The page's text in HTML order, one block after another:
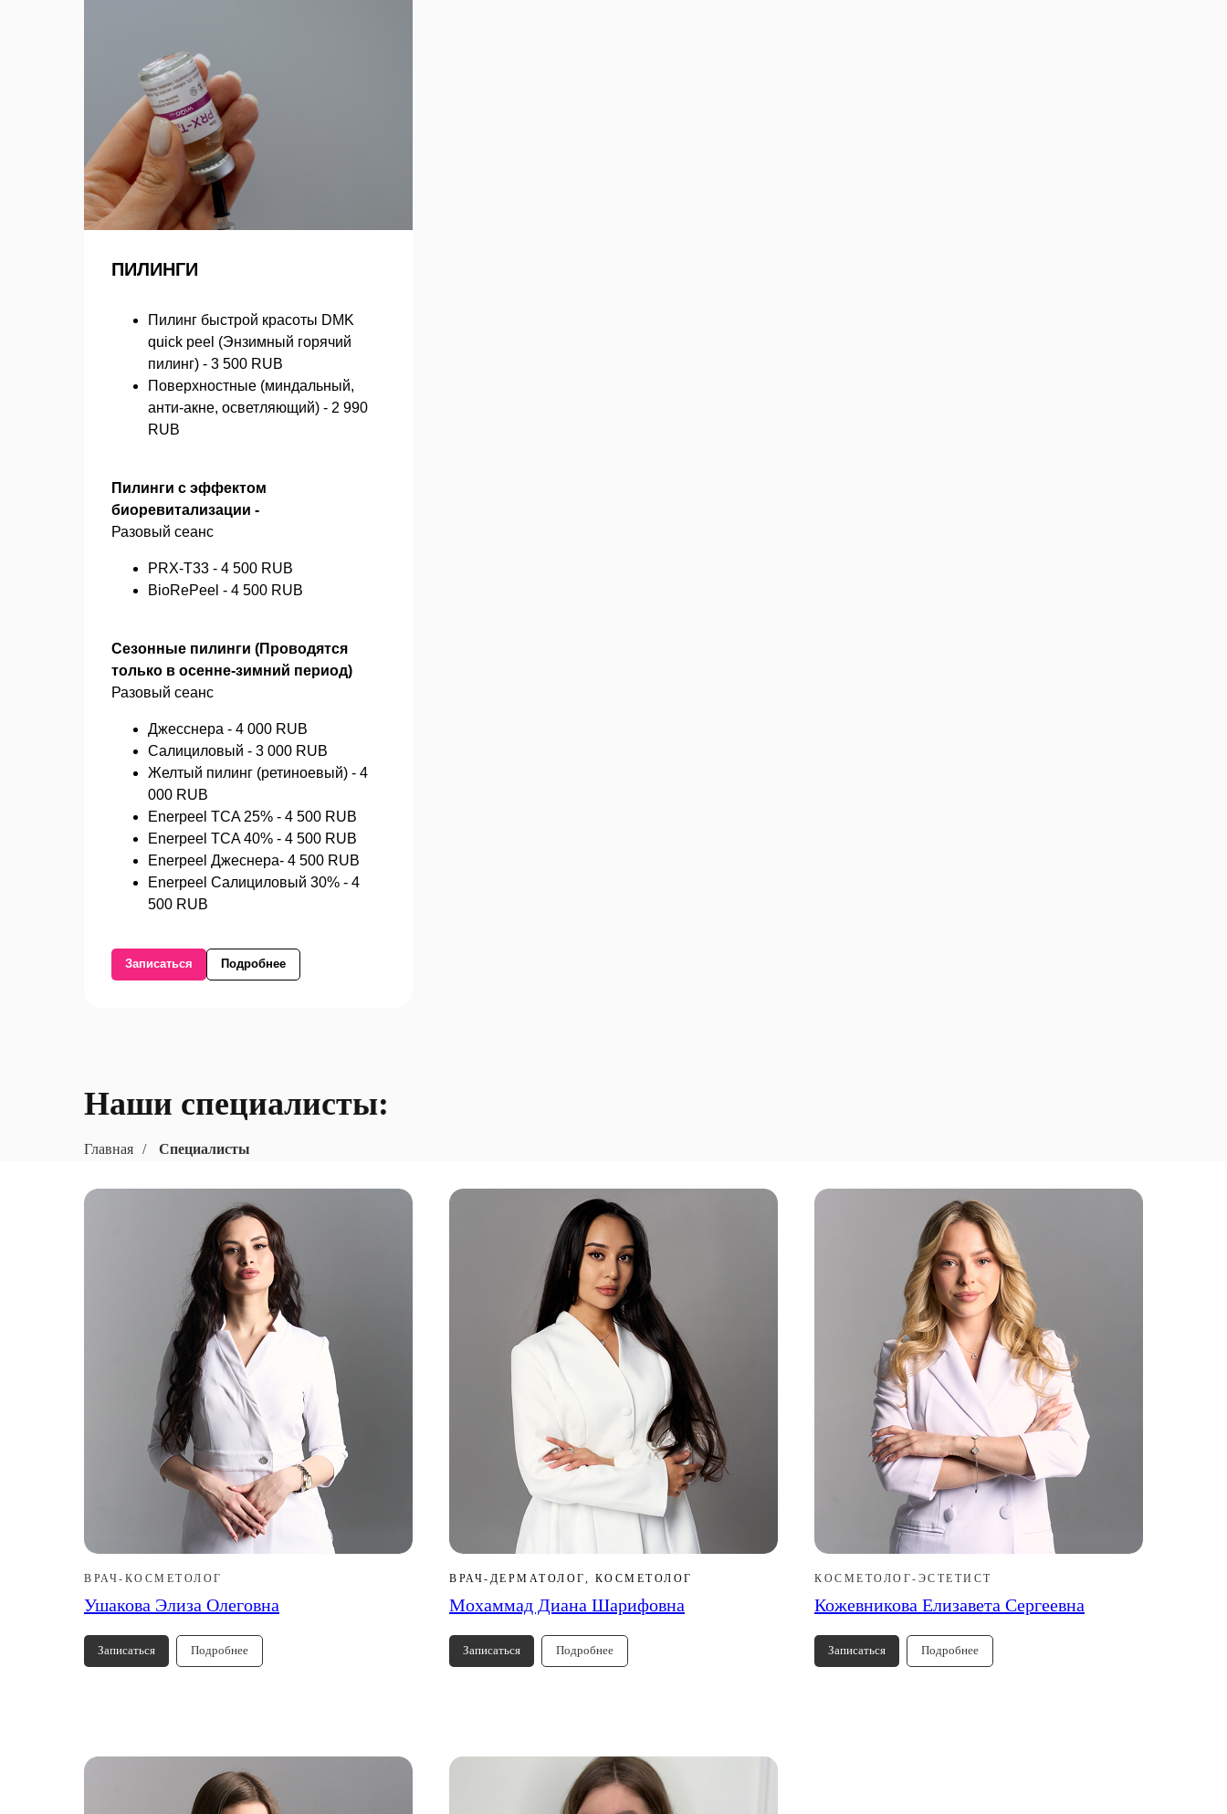
ПИЛИНГИ
Пилинг быстрой красоты DMK
quick peel (Энзимный горячий
пилинг) - 3 500 RUB
Поверхностные (миндальный,
анти-акне, осветляющий) - 2 990
RUB
Пилинги с эффектом
биоревитализации -
Разовый сеанс
PRX-T33 - 4 500 RUB
BioRePeel - 4 500 RUB
Сезонные пилинги (Проводятся
только в осенне-зимний период)
Разовый сеанс
Джесснера - 4 000 RUB
Салициловый - 3 000 RUB
Желтый пилинг (ретиноевый) - 4
000 RUB
Enerpeel TCA 25% - 4 500 RUB
Enerpeel TCA 40% - 4 500 RUB
Enerpeel Джеснера- 4 500 RUB
Enerpeel Салициловый 30% - 4
500 RUB
Записаться Подробнее
Наши специалисты:
Главная / Специалисты
ВРАЧ-КОСМЕТОЛОГ
Ушакова Элиза Олеговна
Записаться Подробнее
ВРАЧ-ДЕРМАТОЛОГ, КОСМЕТОЛОГ
Мохаммад Диана Шарифовна
Записаться Подробнее
КОСМЕТОЛОГ-ЭСТЕТИСТ
Кожевникова Елизавета Сергеевна
Записаться Подробнее